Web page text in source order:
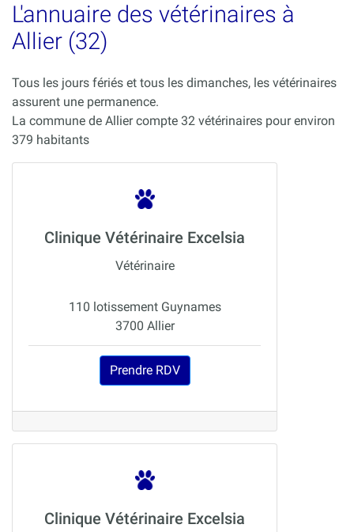
L'annuaire des vétérinaires à
Allier (32)
Tous les jours fériés et tous les dimanches, les vétérinaires
assurent une permanence.
La commune de Allier compte 32 vétérinaires pour environ
379 habitants
Clinique Vétérinaire Excelsia
Vétérinaire
110 lotissement Guynames
3700 Allier
Prendre RDV
Clinique Vétérinaire Excelsia